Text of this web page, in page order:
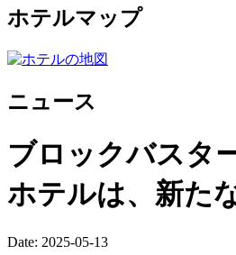
ホテルマップ
ニュース
ブロックバスタ
ホテルは、新た
Date: 2025-05-13